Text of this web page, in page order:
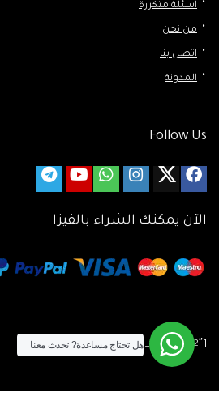
اسئلة متكررة
من نحن
اتصل بنا
المدونة
Follow Us
الآن يمكنك الشراء بالفيزا
[tf_product_filter id=”2″] هل تحتاج مساعدة? تحدث معنا